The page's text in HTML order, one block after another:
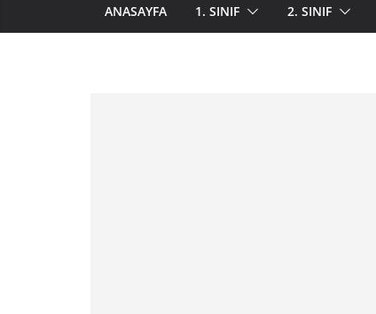
ANASAYFA 1. SINIF 2. SINIF